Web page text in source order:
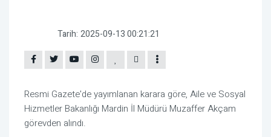
Tarih: 2025-09-13 00:21:21
Resmi Gazete'de yayımlanan karara göre, Aile ve Sosyal
Hizmetler Bakanlığı Mardin İl Müdürü Muzaffer Akçam
görevden alındı.